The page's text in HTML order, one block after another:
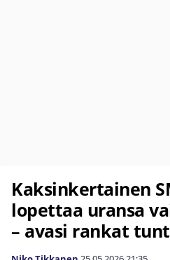
Kaksinkertainen
lopettaa uransa
– avasi rankat